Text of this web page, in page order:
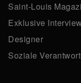
Saint-Louis
Exklusive
Designer
Soziale